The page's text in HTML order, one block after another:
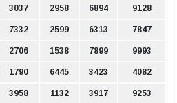
3037 2958 6894 9128
7332 2599 6313 7847
2706 1538 7899 9993
1790 6445 3423 4082
3958 1132 3917 9253